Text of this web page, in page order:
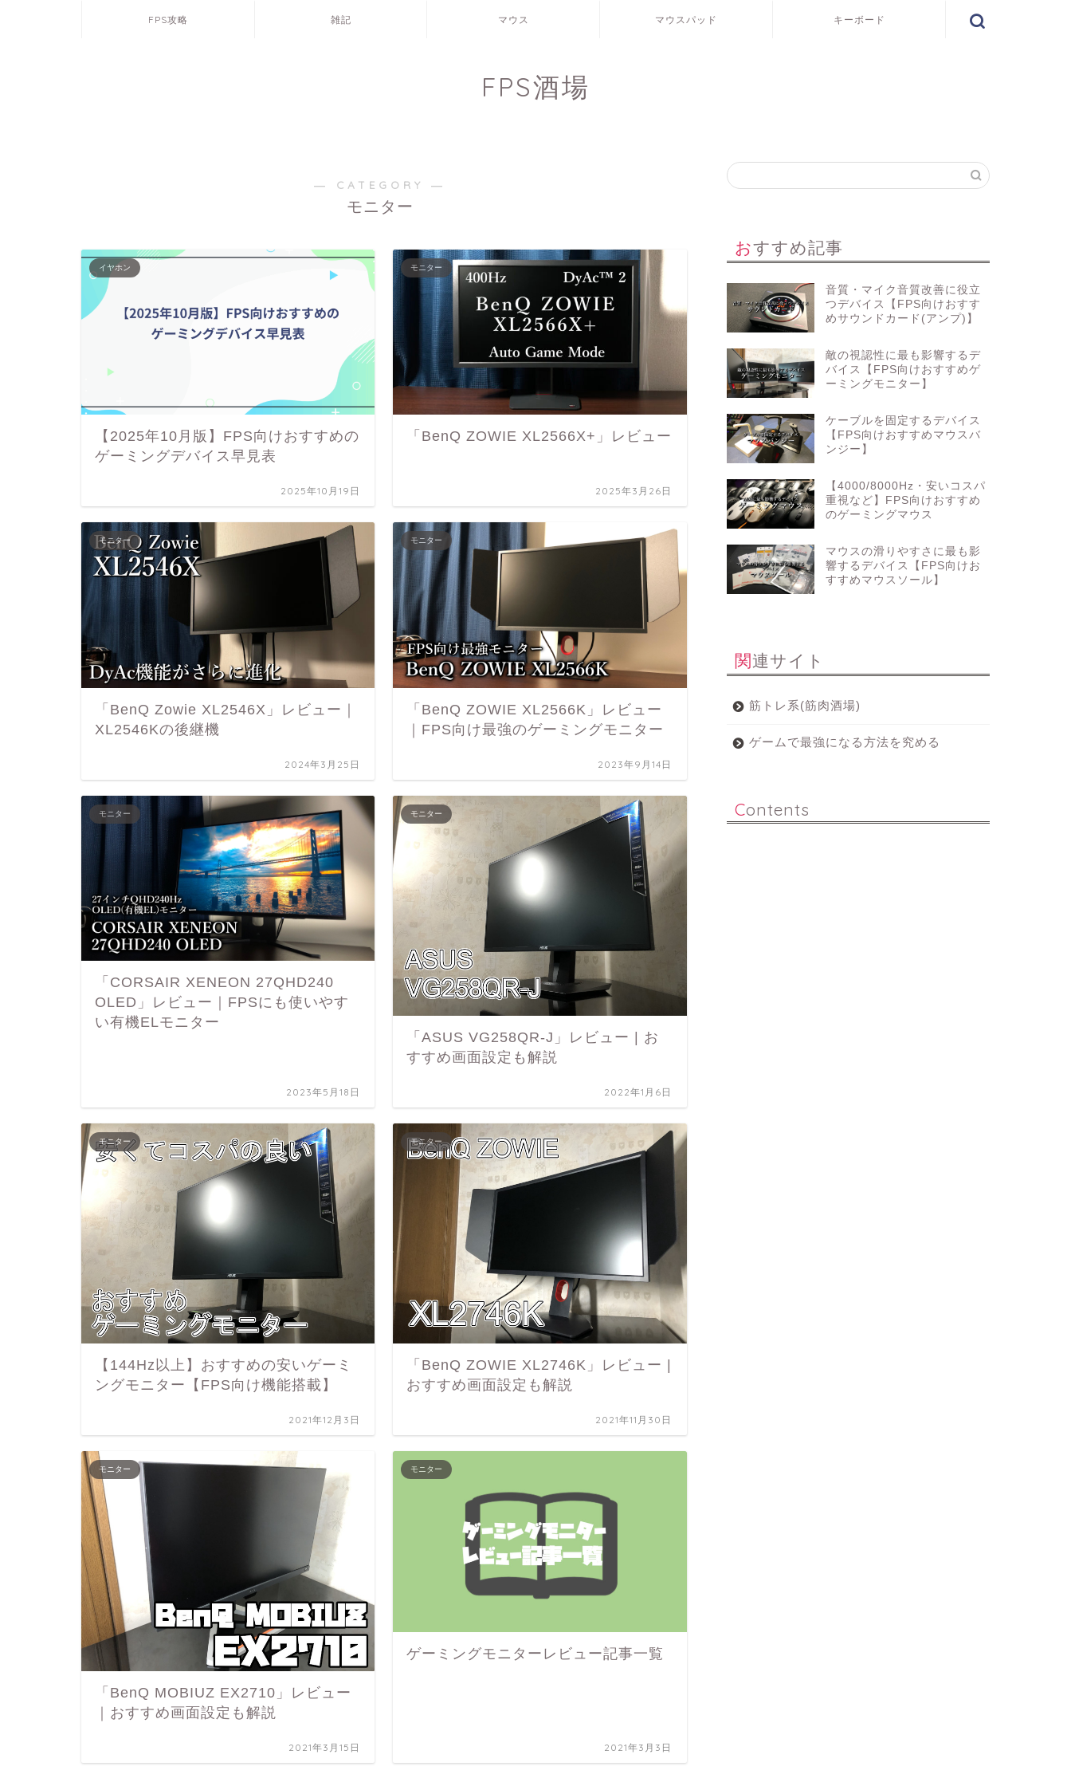
FPS攻略 雑記 マウス マウスパッド キーボード
FPS酒場
― CATEGORY ―
モニター
イヤホン
【2025年10月版】FPS向けおすすめの
ゲーミングデバイス早見表
2025年10月19日
モニター
「BenQ ZOWIE XL2566X+」レビュー
2025年3月26日
モニター
「BenQ Zowie XL2546X」レビュー｜
XL2546Kの後継機
2024年3月25日
モニター
「BenQ ZOWIE XL2566K」レビュー
｜FPS向け最強のゲーミングモニター
2023年9月14日
モニター
「CORSAIR XENEON 27QHD240
OLED」レビュー｜FPSにも使いやす
い有機ELモニター
2023年5月18日
モニター
「ASUS VG258QR-J」レビュー | お
すすめ画面設定も解説
2022年1月6日
モニター
【144Hz以上】おすすめの安いゲーミ
ングモニター【FPS向け機能搭載】
2021年12月3日
モニター
「BenQ ZOWIE XL2746K」レビュー |
おすすめ画面設定も解説
2021年11月30日
モニター
「BenQ MOBIUZ EX2710」レビュー
｜おすすめ画面設定も解説
2021年3月15日
モニター
ゲーミングモニターレビュー記事一覧
2021年3月3日
おすすめ記事
音質・マイク音質改善に役立
つデバイス【FPS向けおすす
めサウンドカード(アンプ)】
敵の視認性に最も影響するデ
バイス【FPS向けおすすめゲ
ーミングモニター】
ケーブルを固定するデバイス
【FPS向けおすすめマウスバ
ンジー】
【4000/8000Hz・安いコスパ
重視など】FPS向けおすすめ
のゲーミングマウス
マウスの滑りやすさに最も影
響するデバイス【FPS向けお
すすめマウスソール】
関連サイト
筋トレ系(筋肉酒場)
ゲームで最強になる方法を究める
Contents